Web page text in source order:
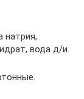
натрия,
вода д/и.